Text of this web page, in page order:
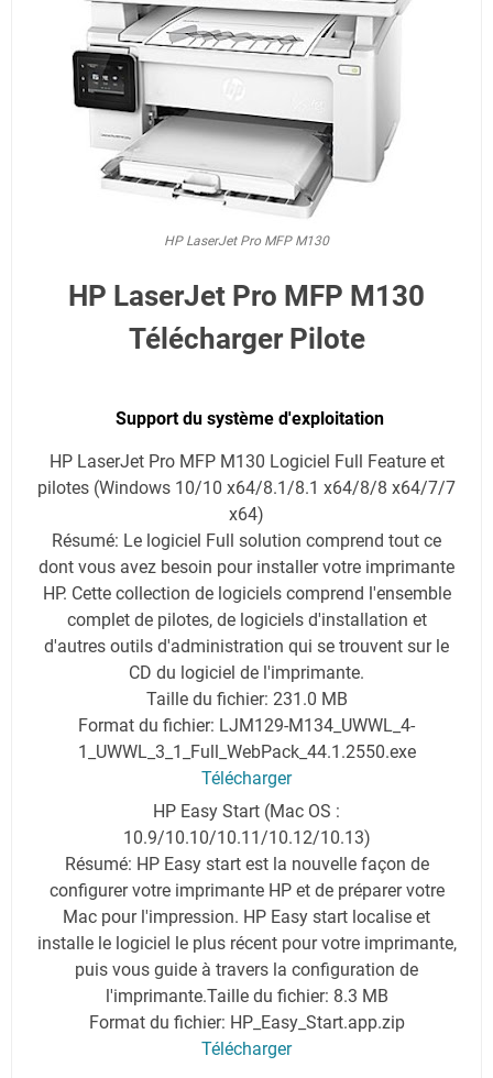
HP LaserJet Pro MFP M130
HP LaserJet Pro MFP M130
Télécharger Pilote
Support du système d'exploitation
HP LaserJet Pro MFP M130 Logiciel Full Feature et
pilotes (Windows 10/10 x64/8.1/8.1 x64/8/8 x64/7/7
x64)
Résumé: Le logiciel Full solution comprend tout ce
dont vous avez besoin pour installer votre imprimante
HP. Cette collection de logiciels comprend l'ensemble
complet de pilotes, de logiciels d'installation et
d'autres outils d'administration qui se trouvent sur le
CD du logiciel de l'imprimante.
Taille du fichier: 231.0 MB
Format du fichier: LJM129-M134_UWWL_4-
1_UWWL_3_1_Full_WebPack_44.1.2550.exe
Télécharger
HP Easy Start (Mac OS :
10.9/10.10/10.11/10.12/10.13)
Résumé: HP Easy start est la nouvelle façon de
configurer votre imprimante HP et de préparer votre
Mac pour l'impression. HP Easy start localise et
installe le logiciel le plus récent pour votre imprimante,
puis vous guide à travers la configuration de
l'imprimante.Taille du fichier: 8.3 MB
Format du fichier: HP_Easy_Start.app.zip
Télécharger